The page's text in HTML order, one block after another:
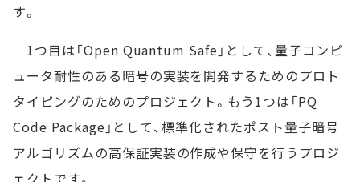
す。
1つ目は「Open Quantum Safe」として、量子コンピ
ュータ耐性のある暗号の実装を開発するためのプロト
タイピングのためのプロジェクト。もう1つは「PQ
Code Package」として、標準化されたポスト量子暗号
アルゴリズムの高保証実装の作成や保守を行うプロジ
ェクトです。